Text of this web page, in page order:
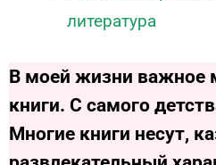
литература
В моей жизни важное
книги. С самого
Многие книги несут,